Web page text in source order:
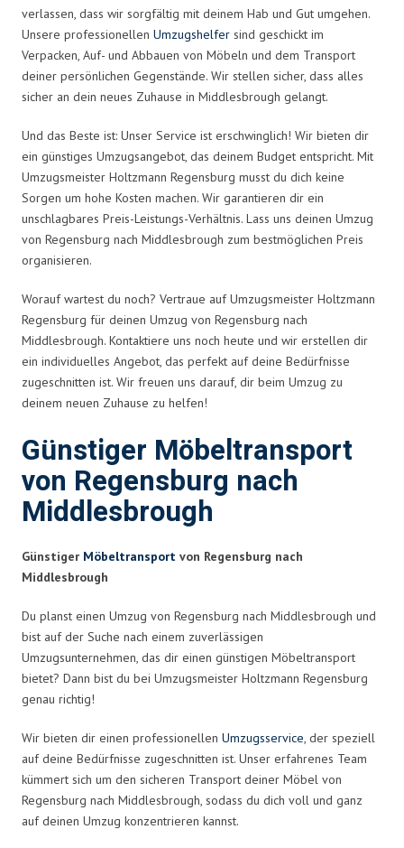
verlassen, dass wir sorgfältig mit deinem Hab und Gut umgehen.
Unsere professionellen Umzugshelfer sind geschickt im
Verpacken, Auf- und Abbauen von Möbeln und dem Transport
deiner persönlichen Gegenstände. Wir stellen sicher, dass alles
sicher an dein neues Zuhause in Middlesbrough gelangt.
Und das Beste ist: Unser Service ist erschwinglich! Wir bieten dir
ein günstiges Umzugsangebot, das deinem Budget entspricht. Mit
Umzugsmeister Holtzmann Regensburg musst du dich keine
Sorgen um hohe Kosten machen. Wir garantieren dir ein
unschlagbares Preis-Leistungs-Verhältnis. Lass uns deinen Umzug
von Regensburg nach Middlesbrough zum bestmöglichen Preis
organisieren.
Worauf wartest du noch? Vertraue auf Umzugsmeister Holtzmann
Regensburg für deinen Umzug von Regensburg nach
Middlesbrough. Kontaktiere uns noch heute und wir erstellen dir
ein individuelles Angebot, das perfekt auf deine Bedürfnisse
zugeschnitten ist. Wir freuen uns darauf, dir beim Umzug zu
deinem neuen Zuhause zu helfen!
Günstiger Möbeltransport
von Regensburg nach
Middlesbrough
Günstiger Möbeltransport von Regensburg nach
Middlesbrough
Du planst einen Umzug von Regensburg nach Middlesbrough und
bist auf der Suche nach einem zuverlässigen
Umzugsunternehmen, das dir einen günstigen Möbeltransport
bietet? Dann bist du bei Umzugsmeister Holtzmann Regensburg
genau richtig!
Wir bieten dir einen professionellen Umzugsservice, der speziell
auf deine Bedürfnisse zugeschnitten ist. Unser erfahrenes Team
kümmert sich um den sicheren Transport deiner Möbel von
Regensburg nach Middlesbrough, sodass du dich voll und ganz
auf deinen Umzug konzentrieren kannst.